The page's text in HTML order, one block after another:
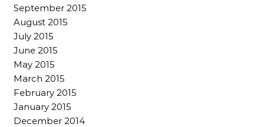
September 2015
August 2015
July 2015
June 2015
May 2015
March 2015
February 2015
January 2015
December 2014